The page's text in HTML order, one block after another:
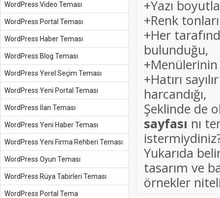
WordPress Video Teması
WordPress Portal Teması
WordPress Haber Teması
WordPress Blog Teması
WordPress Yerel Seçim Teması
WordPress Yeni Portal Teması
WordPress İlan Teması
WordPress Yeni Haber Teması
WordPress Yeni Firma Rehberi Teması
WordPress Oyun Teması
WordPress Rüya Tabirleri Teması
WordPress Portal Tema
+Yazı
+Renk
+Her
bulunduğu,
+Hatırı
harcandığı,
Şeklinde de
sayfası nı
Yukarıda
tasarım ve
örnekler